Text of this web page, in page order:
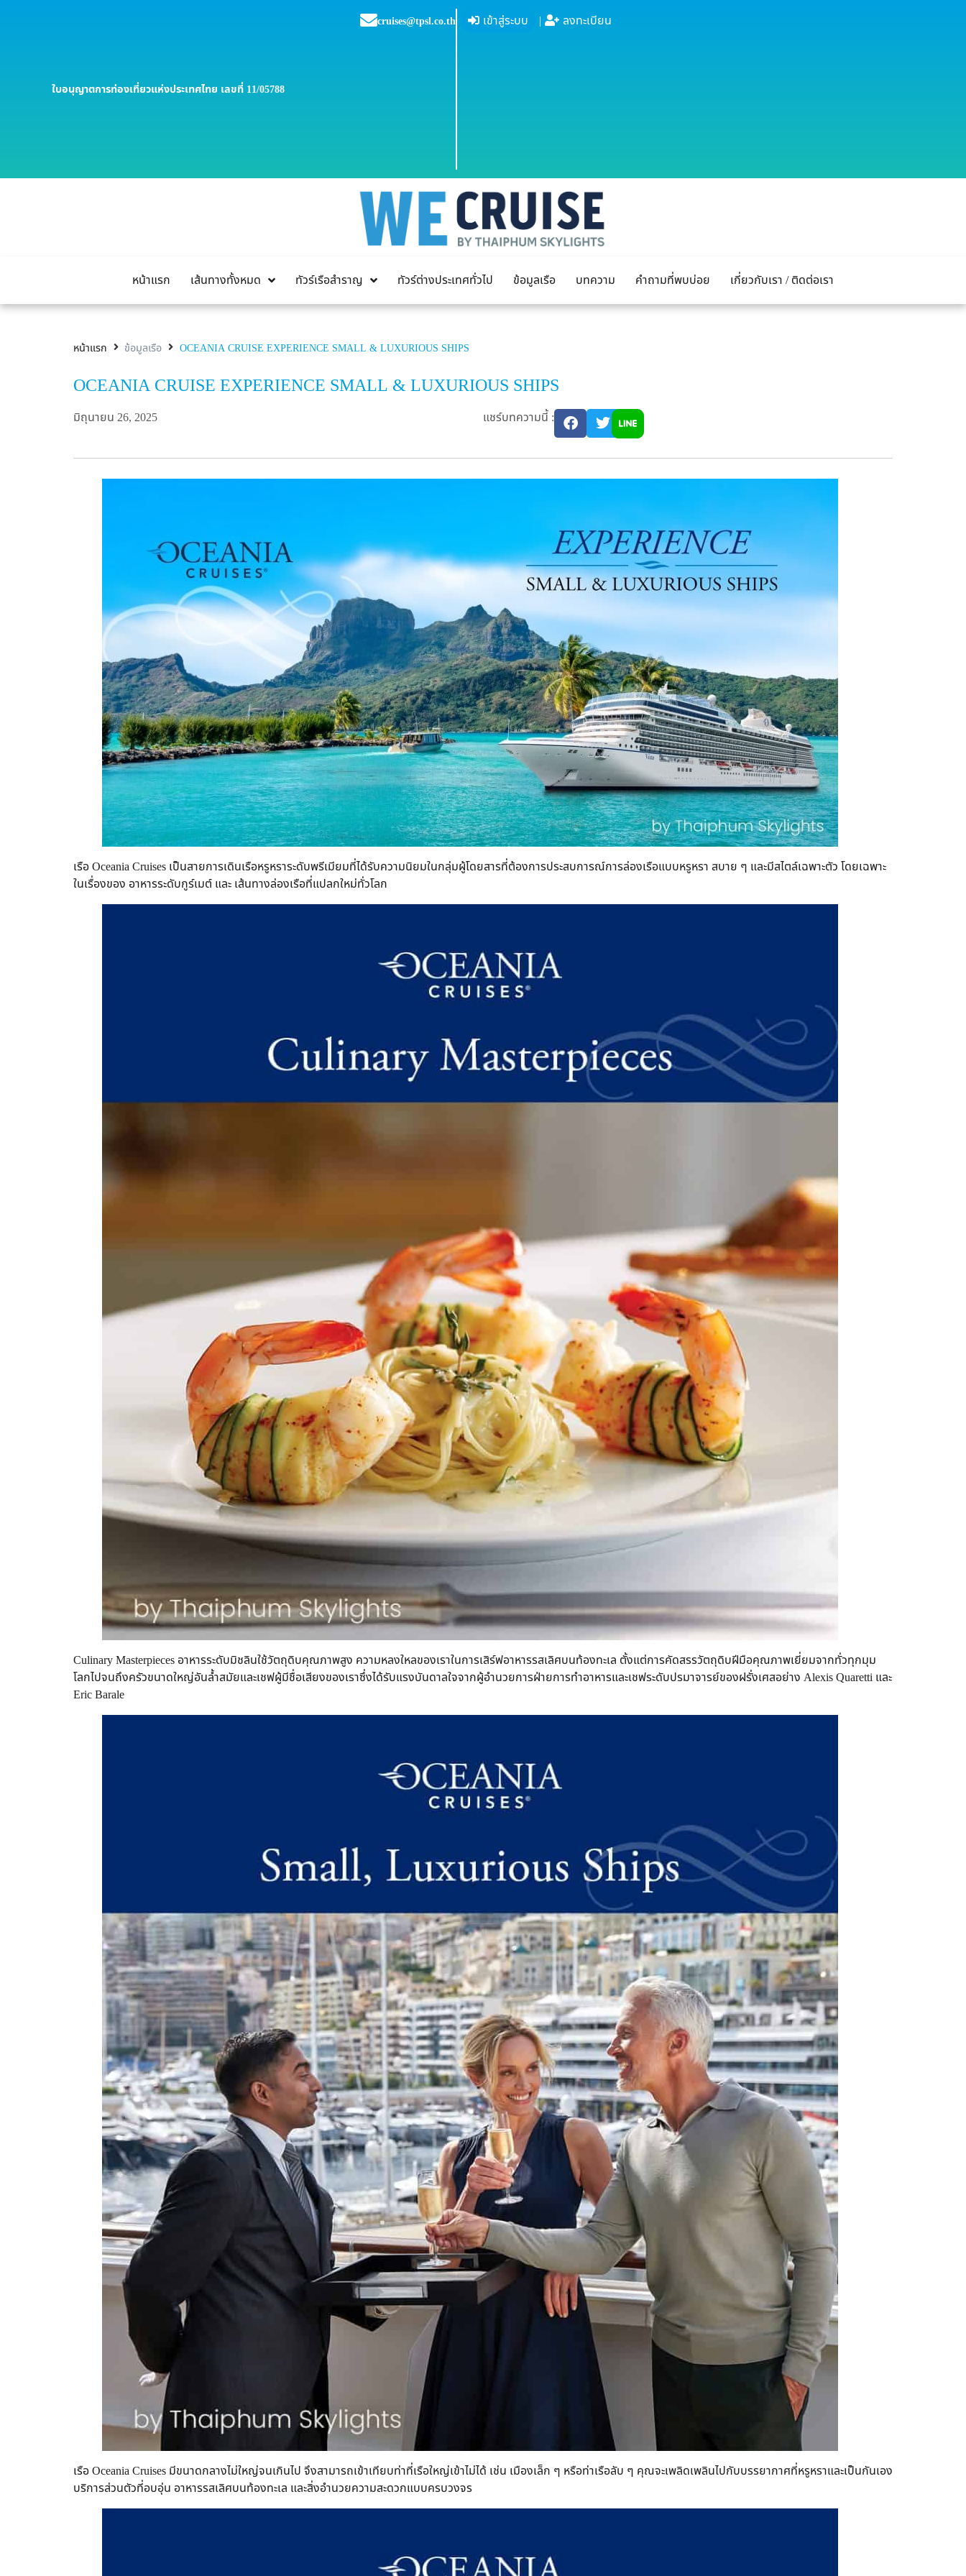
ใบอนุญาตการท่องเที่ยวแห่งประเทศไทย เลขที่ 11/05788
cruises@tpsl.co.th เข้าสู่ระบบ | ลงทะเบียน
หน้าแรก เส้นทางทั้งหมด ทัวร์เรือสำราญ ทัวร์ต่างประเทศทั่วไป ข้อมูลเรือ บทความ คำถามที่พบบ่อย เกี่ยวกับเรา / ติดต่อเรา
หน้าแรก ข้อมูลเรือ OCEANIA CRUISE EXPERIENCE SMALL & LUXURIOUS SHIPS
OCEANIA CRUISE EXPERIENCE SMALL & LUXURIOUS SHIPS
มิถุนายน 26, 2025 แชร์บทความนี้ :
เรือ Oceania Cruises เป็นสายการเดินเรือหรูหราระดับพรีเมียมที่ได้รับความนิยมในกลุ่มผู้โดยสารที่ต้องการประสบการณ์การล่องเรือแบบหรูหรา สบาย ๆ และมีสไตล์เฉพาะตัว โดยเฉพาะ
ในเรื่องของ อาหารระดับกูร์เมต์ และ เส้นทางล่องเรือที่แปลกใหม่ทั่วโลก
Culinary Masterpieces อาหารระดับมิชลินใช้วัตถุดิบคุณภาพสูง ความหลงใหลของเราในการเสิร์ฟอาหารรสเลิศบนท้องทะเล ตั้งแต่การคัดสรรวัตถุดิบฝีมือคุณภาพเยี่ยมจากทั่วทุกมุม
โลกไปจนถึงครัวขนาดใหญ่อันล้ำสมัยและเชฟผู้มีชื่อเสียงของเราซึ่งได้รับแรงบันดาลใจจากผู้อำนวยการฝ่ายการทำอาหารและเชฟระดับปรมาจารย์ของฝรั่งเศสอย่าง Alexis Quaretti และ
Eric Barale
เรือ Oceania Cruises มีขนาดกลางไม่ใหญ่จนเกินไป จึงสามารถเข้าเทียบท่าที่เรือใหญ่เข้าไม่ได้ เช่น เมืองเล็ก ๆ หรือท่าเรือลับ ๆ คุณจะเพลิดเพลินไปกับบรรยากาศที่หรูหราและเป็นกันเอง
บริการส่วนตัวที่อบอุ่น อาหารรสเลิศบนท้องทะเล และสิ่งอำนวยความสะดวกแบบครบวงจร